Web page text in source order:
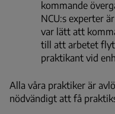
kommande
NCU:s experter
var lätt att
till att arbetet
praktikant vid
Alla våra praktiker är
nödvändigt att få